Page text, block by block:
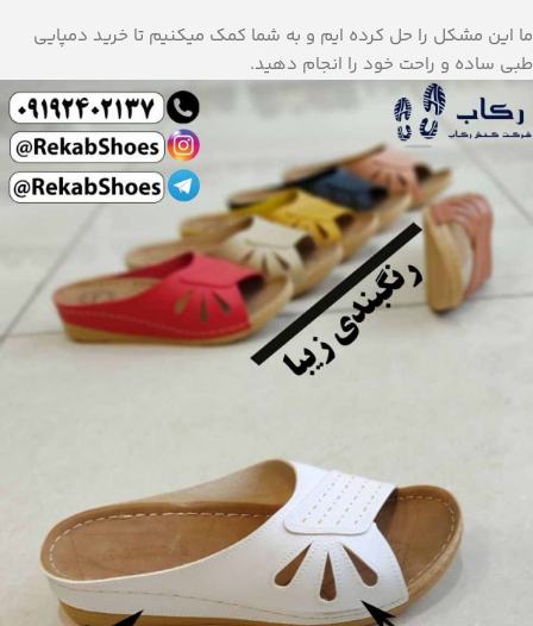
ما این مشکل را حل کرده ایم و به شما کمک میکنیم تا خرید دمپایی
طبی ساده و راحت خود را انجام دهید.